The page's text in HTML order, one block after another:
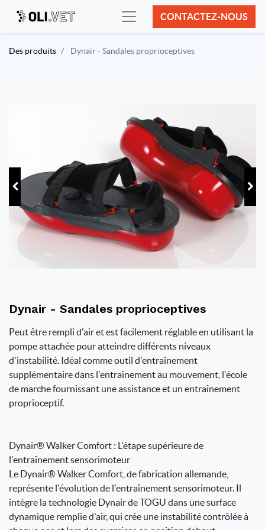
CONTACTEZ-NOUS
Des produits Dynair - Sandales proprioceptives
Dynair - Sandales proprioceptives
Peut être rempli d'air et est facilement réglable en utilisant la
pompe attachée pour atteindre différents niveaux
d'instabilité. Idéal comme outil d'entraînement
supplémentaire dans l'entraînement au mouvement, l'école
de marche fournissant une assistance et un entraînement
proprioceptif.
Dynair® Walker Comfort : L'étape supérieure de
l'entraînement sensorimoteur
Le Dynair® Walker Comfort, de fabrication allemande,
représente l'évolution de l'entraînement sensorimoteur. Il
intègre la technologie Dynair de TOGU dans une surface
dynamique remplie d'air, qui crée une instabilité contrôlée à